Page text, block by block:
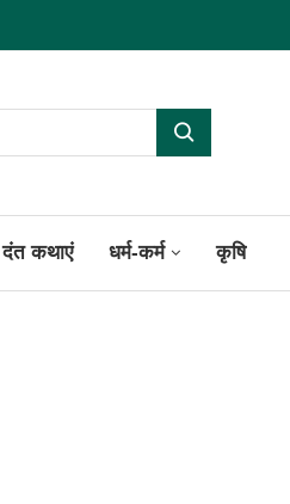
दंत कथाएं धर्म-कर्म कृषि